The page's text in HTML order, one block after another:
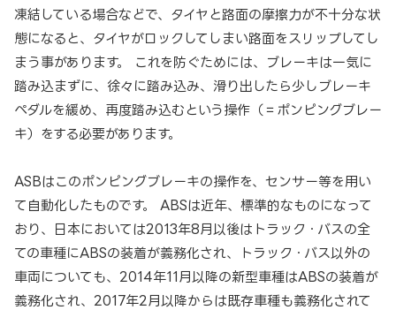
凍結している場合などで、タイヤと路面の摩擦力が不十分な状
態になると、タイヤがロックしてしまい路面をスリップしてし
まう事があります。 これを防ぐためには、ブレーキは一気に
踏み込まずに、徐々に踏み込み、滑り出したら少しブレーキ
ペダルを緩め、再度踏み込むという操作（＝ポンピングブレー
キ）をする必要があります。
ASBはこのポンピングブレーキの操作を、センサー等を用い
て自動化したものです。 ABSは近年、標準的なものになって
おり、日本においては2013年8月以後はトラック・バスの全
ての車種にABSの装着が義務化され、トラック・バス以外の
車両についても、2014年11月以降の新型車種はABSの装着が
義務化され、2017年2月以降からは既存車種も義務化されて